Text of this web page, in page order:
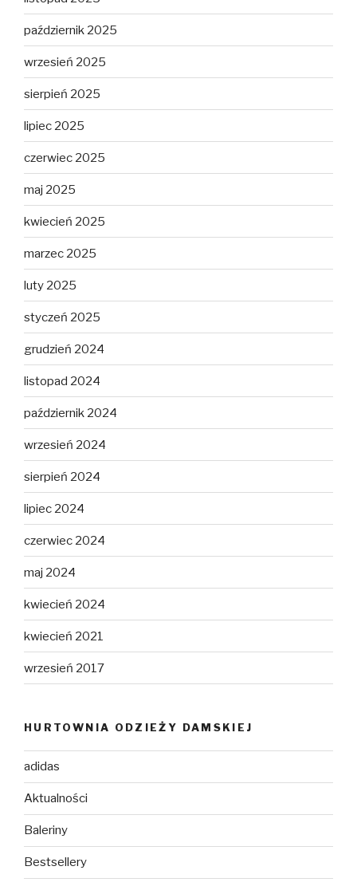
październik 2025
wrzesień 2025
sierpień 2025
lipiec 2025
czerwiec 2025
maj 2025
kwiecień 2025
marzec 2025
luty 2025
styczeń 2025
grudzień 2024
listopad 2024
październik 2024
wrzesień 2024
sierpień 2024
lipiec 2024
czerwiec 2024
maj 2024
kwiecień 2024
kwiecień 2021
wrzesień 2017
HURTOWNIA ODZIEŻY DAMSKIEJ
adidas
Aktualności
Baleriny
Bestsellery